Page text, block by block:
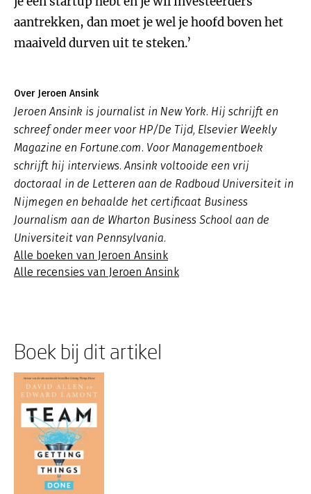
aantrekken, dan moet je wel je hoofd boven het
maaiveld durven uit te steken.’
Over Jeroen Ansink
Jeroen Ansink is journalist in New York. Hij schrijft en
schreef onder meer voor HP/De Tijd, Elsevier Weekly
Magazine en Fortune.com. Voor Managementboek
schrijft hij interviews. Ansink voltooide een vrij
doctoraal in de Letteren aan de Radboud Universiteit in
Nijmegen en behaalde het certificaat Business
Journalism aan de Wharton Business School aan de
Universiteit van Pennsylvania.
Alle boeken van Jeroen Ansink
Alle recensies van Jeroen Ansink
Boek bij dit artikel